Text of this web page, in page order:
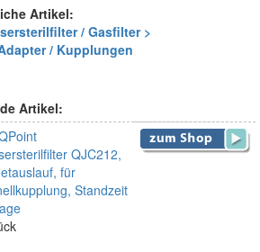
Artikel:
/ Gasfilter >
/ Kupplungen
Artikel:
QJC212,
für
Standzeit